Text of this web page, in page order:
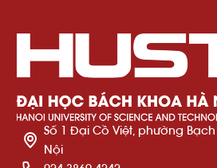
Số 1 Đại Cồ Việt, phường
Nội